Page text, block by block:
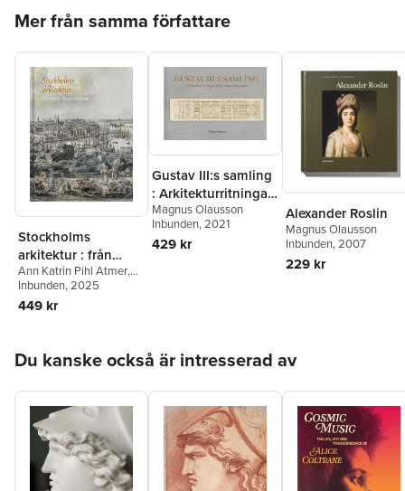
Mer från samma författare
Stockholms
arkitektur : från
barock till
postmodernism
Ann Katrin Pihl Atmer,
Cathrine Mellander
Backman
Mats Edström
Christopher Landstedt,
Lundevall,Johan
Olausson
Martin Olin
Frida Rosenberg,Martin
Rörby,Frank Salmon
Inbunden, 2025
449 kr
Gustav III:s samling
: Arkitekturritningar
från 1600-1800-
talen
Magnus Olausson
Inbunden, 2021
429 kr
Alexander Roslin
Magnus Olausson
Inbunden, 2007
229 kr
Du kanske också är intresserad av